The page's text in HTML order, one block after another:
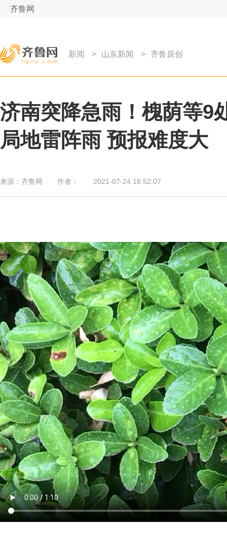
齐鲁网
新闻 > 山东新闻 > 齐鲁原创
济南突降急雨！槐荫等9
局地雷阵雨 预报难度大
来源： 齐鲁网 作者： 2021-07-24 18:52:07